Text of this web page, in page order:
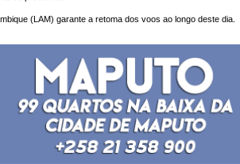
(LAM) garante a retoma dos voos ao longo deste dia.